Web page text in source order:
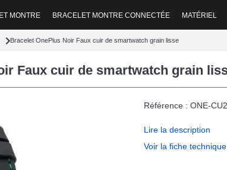
MONTRE BRACELET MONTRE CONNECTÉE MATÉRIEL
Bracelet OnePlus Noir Faux cuir de smartwatch grain lisse
Faux cuir de smartwatch grain
Référence : ONE-
Lire la description
Voir la fiche technique